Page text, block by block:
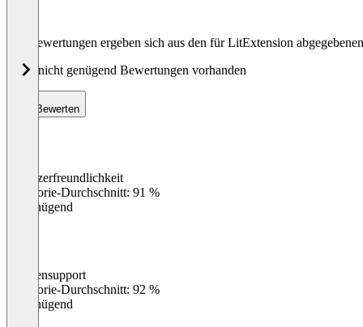
Die Bewertungen ergeben sich aus den für LitExtension
Noch nicht genügend Bewertungen vorhanden
Bewerten
Benutzerfreundlichkeit
Kategorie-Durchschnitt: 91 %
Ungenügend
Kundensupport
Kategorie-Durchschnitt: 92 %
Ungenügend